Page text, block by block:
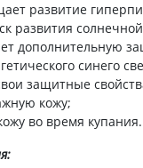
развитие
развития
дополнительную
синего
защитные
кожу;
во время купания.